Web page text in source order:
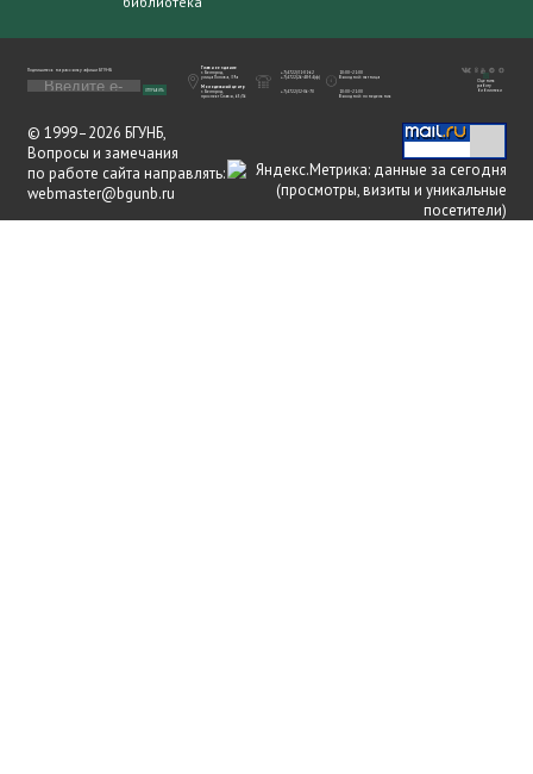
Подпишитесь на рассылку афиши БГУНБ
ОТПРАВИТЬ
Главное здание
г. Белгород,
улица Попова, 39а
Молодежный центр
г. Белгород,
проспект Славы, 65/36
+7(4722)31-01-62
+7(4722)26-48-54(ф)
+7(4722)32-06-70
10:00–21:00
Выходной: пятница
10:00–21:00
Выходной: понедельник
Оценить
работу
библиотеки
© 1999–2026 БГУНБ,
Вопросы и замечания
по работе сайта направлять:
webmaster@bgunb.ru